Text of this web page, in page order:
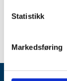
Statistikk
Markedsføring